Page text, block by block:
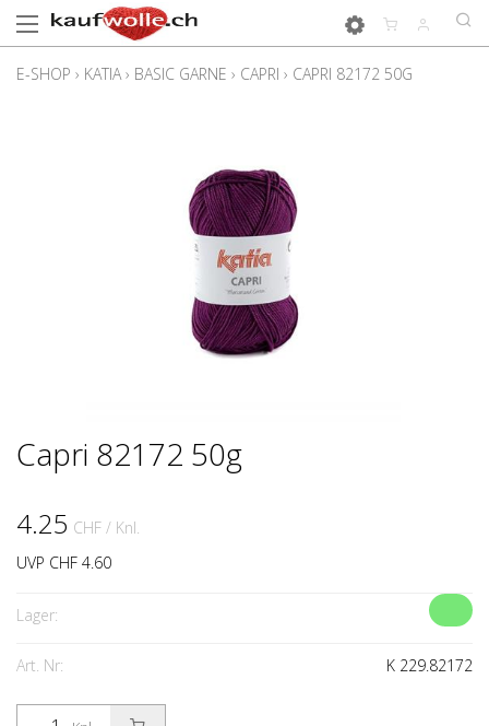
E-SHOP › KATIA › BASIC GARNE › CAPRI › CAPRI 82172 50G
Capri 82172 50g
4.25 CHF / Knl.
UVP CHF 4.60
Lager:
Art. Nr: K 229.82172